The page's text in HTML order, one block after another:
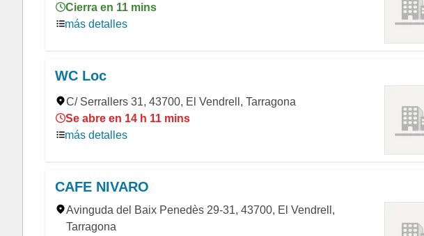
Cierra en 11 mins
más detalles
WC Loc
C/ Serrallers 31, 43700, El Vendrell, Tarragona
Se abre en 14 h 11 mins
más detalles
CAFE NIVARO
Avinguda del Baix Penedès 29-31, 43700, El Vendrell,
Tarragona